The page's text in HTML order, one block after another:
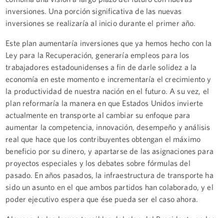
inversiones. Una porción significativa de las nuevas
inversiones se realizaría al inicio durante el primer año.
Este plan aumentaría inversiones que ya hemos hecho con la
Ley para la Recuperación, generaría empleos para los
trabajadores estadounidenses a fin de darle solidez a la
economía en este momento e incrementaría el crecimiento y
la productividad de nuestra nación en el futuro. A su vez, el
plan reformaría la manera en que Estados Unidos invierte
actualmente en transporte al cambiar su enfoque para
aumentar la competencia, innovación, desempeño y análisis
real que hace que los contribuyentes obtengan el máximo
beneficio por su dinero, y apartarse de las asignaciones para
proyectos especiales y los debates sobre fórmulas del
pasado. En años pasados, la infraestructura de transporte ha
sido un asunto en el que ambos partidos han colaborado, y el
poder ejecutivo espera que ése pueda ser el caso ahora.